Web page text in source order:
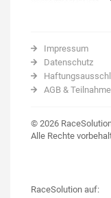
Impressum
Datenschutz
AGB &
© 2026
Alle Rechte
RaceSolution auf: